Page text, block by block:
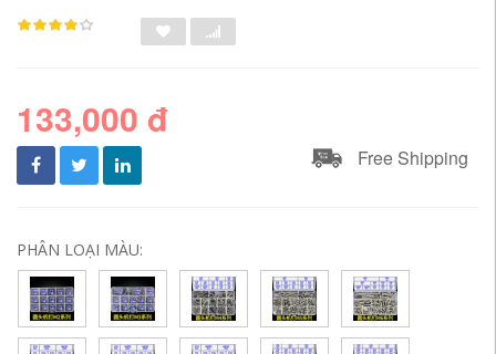
133,000 đ
Free Shipping
PHÂN LOẠI MÀU: